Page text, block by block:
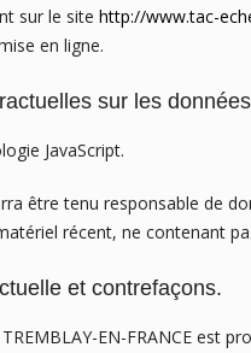
sur le site http://www.tac-
en ligne.
sur les
JavaScript.
être tenu responsable de
récent, ne contenant
et contrefaçons.
TREMBLAY-EN-FRANCE